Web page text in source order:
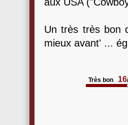
Un très très bon
mieux avant' ...
Très bon 16